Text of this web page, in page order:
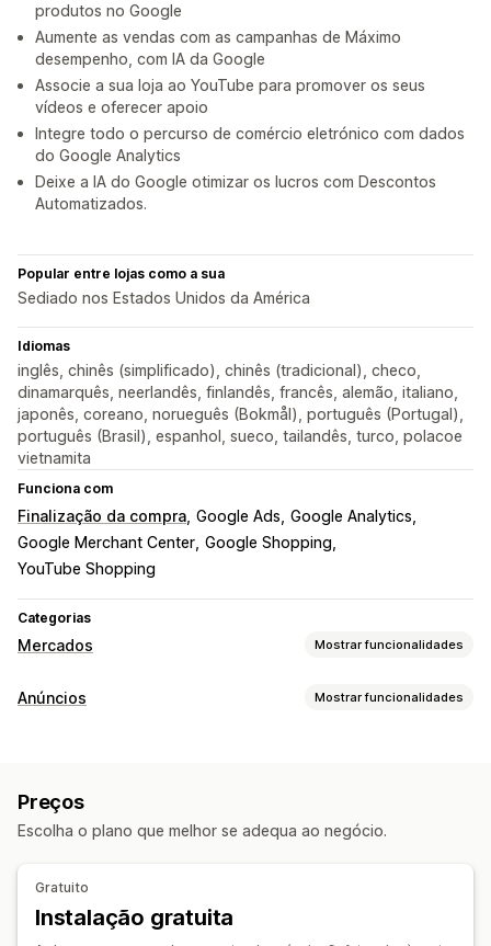
produtos no Google
Aumente as vendas com as campanhas de Máximo
desempenho, com IA da Google
Associe a sua loja ao YouTube para promover os seus
vídeos e oferecer apoio
Integre todo o percurso de comércio eletrónico com dados
do Google Analytics
Deixe a IA do Google otimizar os lucros com Descontos
Automatizados.
Popular entre lojas como a sua
Sediado nos Estados Unidos da América
Idiomas
inglês, chinês (simplificado), chinês (tradicional), checo,
dinamarquês, neerlandês, finlandês, francês, alemão, italiano,
japonês, coreano, norueguês (Bokmål), português (Portugal),
português (Brasil), espanhol, sueco, tailandês, turco, polacoe
vietnamita
Funciona com
Finalização da compra Google Ads Google Analytics
Google Merchant Center Google Shopping
YouTube Shopping
Categorias
Mercados Mostrar funcionalidades
Gestão de listagens
Gestão de encomendas
Sincronização de inventário
Anúncios Mostrar funcionalidades
Públicos personalizados
Direcionamento por IA Redirecionamento
Imagens e vídeos com IA
Preços
Escolha o plano que melhor se adequa ao negócio.
Gratuito
Instalação gratuita